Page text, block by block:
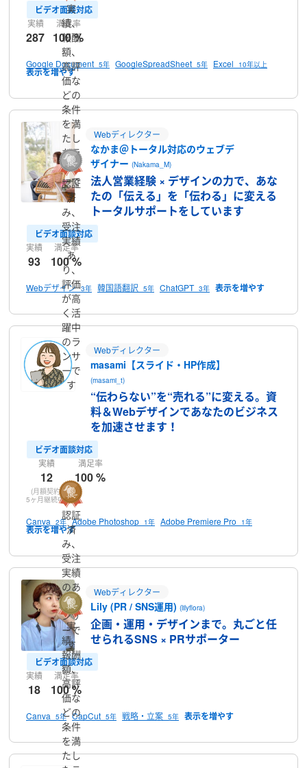
ビデオ面談対応
実績
287
満足率
100 %
Google Document 5年 GoogleSpreadSheet 5年 Excel 10年以上
実
績、
報酬
額、
高評
価な
どの
条件
を満
たし
たラ
ンサ
ーで
す
Webディレクター
なかま＠トータル対応のウェブデ
ザイナー(Nakama_M)
法人営業経験 × デザインの力で、あな
たの「伝える」を「伝わる」に変える
トータルサポートをしています
ビデオ面談対応
実績
93
満足率
100 %
Webデザイン 3年 韓国語翻訳 5年 ChatGPT 3年
認証
済
み、
受注
実績
あ
り、
評価
が高
く活
躍中
のラ
ンサ
ーで
す
Webディレクター
masami【スライド・HP作成】
(masami_t)
“伝わらない”を“売れる”に変える。資
料＆Webデザインであなたのビジネス
を加速させます！
ビデオ面談対応
実績
12
(月額契約:
5ヶ月継続中)
満足率
100 %
Canva 2年 Adobe Photoshop 1年 Adobe Premiere Pro 1年
認証
済
み、
受注
実績
のあ
るラ
ンサ
ーで
す
Webディレクター
Lily (PR / SNS運用)(lilyflora)
企画・運用・デザインまで。丸ごと任
せられるSNS × PRサポーター
ビデオ面談対応
実績
18
満足率
100 %
Canva 5年 CapCut 5年 戦略・立案 5年
実
績、
報酬
額、
高評
価な
どの
条件
を満
たし